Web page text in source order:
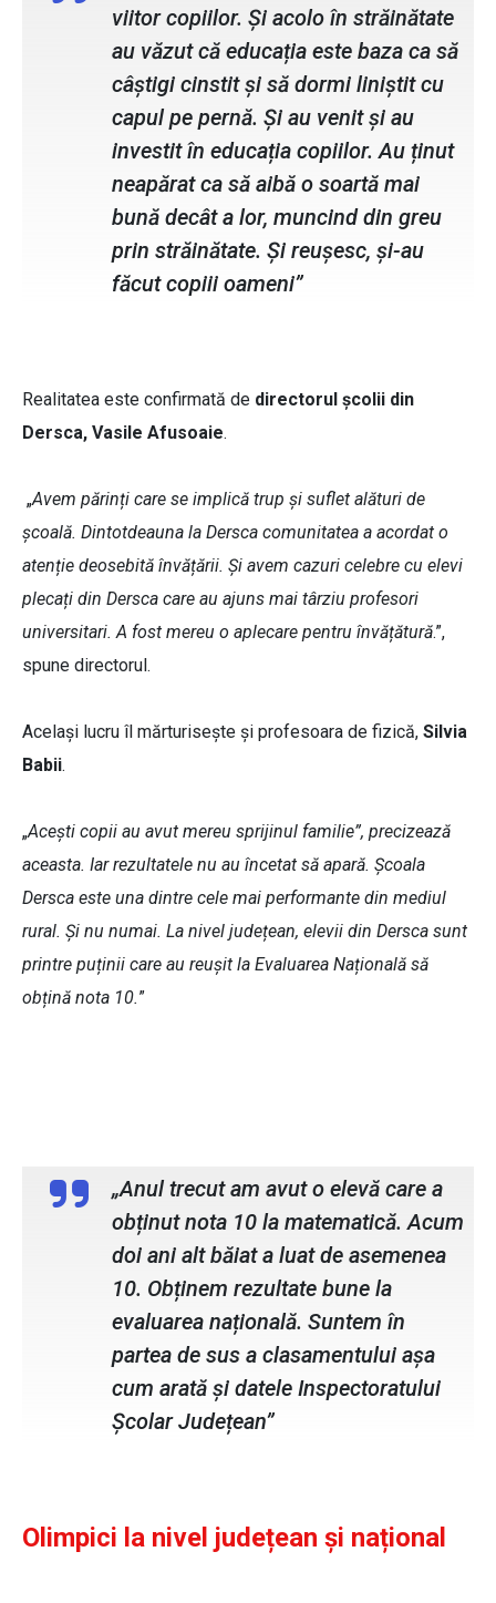
viitor copiilor. Și acolo în străinătate
au văzut că educația este baza ca să
câștigi cinstit și să dormi liniștit cu
capul pe pernă. Și au venit și au
investit în educația copiilor. Au ținut
neapărat ca să aibă o soartă mai
bună decât a lor, muncind din greu
prin străinătate. Și reușesc, și-au
făcut copiii oameni”
Realitatea este confirmată de directorul școlii din
Dersca, Vasile Afusoaie.
„Avem părinți care se implică trup și suflet alături de
școală. Dintotdeauna la Dersca comunitatea a acordat o
atenție deosebită învățării. Și avem cazuri celebre cu elevi
plecați din Dersca care au ajuns mai târziu profesori
universitari. A fost mereu o aplecare pentru învățătură.”,
spune directorul.
Același lucru îl mărturisește și profesoara de fizică, Silvia
Babii.
„Acești copii au avut mereu sprijinul familie”, precizează
aceasta. Iar rezultatele nu au încetat să apară. Școala
Dersca este una dintre cele mai performante din mediul
rural. Și nu numai. La nivel județean, elevii din Dersca sunt
printre puținii care au reușit la Evaluarea Națională să
obțină nota 10.”
„Anul trecut am avut o elevă care a
obținut nota 10 la matematică. Acum
doi ani alt băiat a luat de asemenea
10. Obținem rezultate bune la
evaluarea națională. Suntem în
partea de sus a clasamentului așa
cum arată și datele Inspectoratului
Școlar Județean”
Olimpici la nivel județean și național